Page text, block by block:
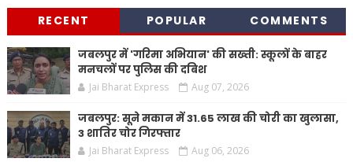
RECENT POPULAR COMMENTS
जबलपुर में 'गरिमा अभियान' की सख्ती: स्कूलों के बाहर
मनचलों पर पुलिस की दबिश
Jai Bharat Express Aug 07, 2026
जबलपुर: सूने मकान में 31.65 लाख की चोरी का खुलासा,
3 शातिर चोर गिरफ्तार
Jai Bharat Express Aug 06, 2026